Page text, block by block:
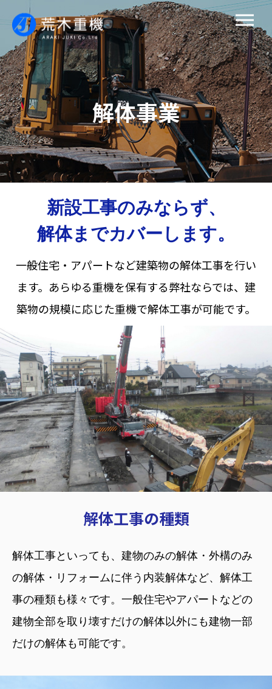
解体事業
新設工事のみならず、
解体までカバーします。
一般住宅・アパートなど建築物の解体工事を行い
ます。 あらゆる重機を保有する弊社ならでは、建
築物の規模に応じた重機で解体工事が可能です。
解体工事の種類
解体工事といっても、建物のみの解体・外構のみ
の解体・リフォームに伴う内装解体など、解体工
事の種類も様々です。一般住宅やアパートなどの
建物全部を取り壊すだけの解体以外にも建物一部
だけの解体も可能です。